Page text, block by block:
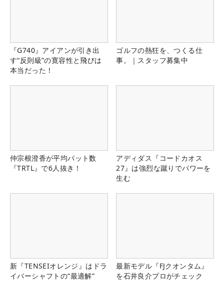
『G740』アイアンが引き出
す“反則級”の寛容性と飛びは
本当だった！
ゴルフの熱狂を、つくる仕
事。｜スタッフ募集中
仲宗根澄香が平均パット数
『TRTL』で6人抜き！
アディダス『コードカオス
27』は強烈な蹴りでパワーを
生む
新『TENSEIオレンジ』はドラ
イバーシャフトの“最適解”
最新モデル『FJクオンタム』
を石井良介プロがチェック